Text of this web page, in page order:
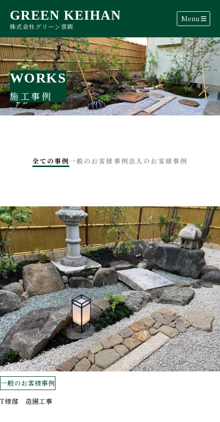
GREEN KEIHAN
株式会社グリーン京阪
Menu
WORKS
施工事例
全ての事例一般のお客様事例法人のお客様事例
一般のお客様事例
T様邸 造園工事